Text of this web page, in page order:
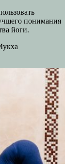
понимания
йоги.